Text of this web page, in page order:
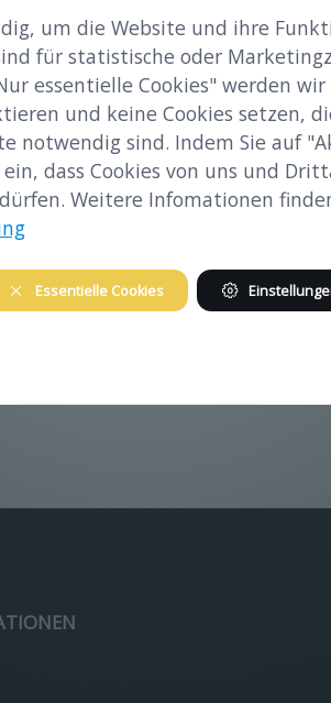
um die Website und ihre
für statistische oder
essentielle Cookies" werden wir
und keine Cookies setzen,
notwendig sind. Indem Sie auf
dass Cookies von uns und
Weitere Infomationen
Essentielle Cookies